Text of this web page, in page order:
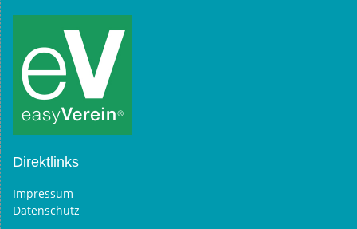
Direktlinks
Impressum
Datenschutz